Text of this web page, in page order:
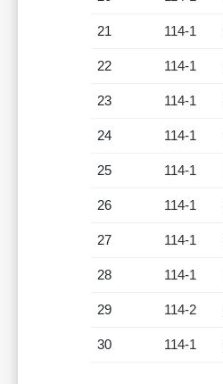
21 114-1
22 114-1
23 114-1
24 114-1
25 114-1
26 114-1
27 114-1
28 114-1
29 114-2
30 114-1